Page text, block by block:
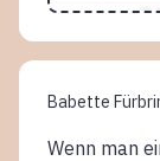
Babette
Wenn man